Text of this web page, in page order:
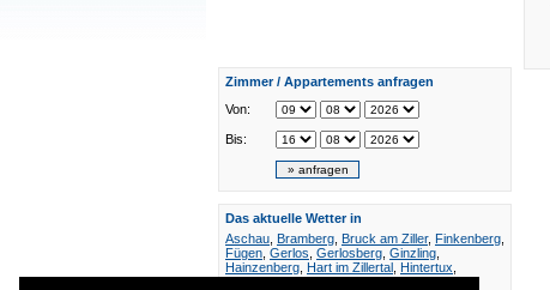
Zimmer / Appartements anfragen
Von:
Bis:
Das aktuelle Wetter in
Aschau Bramberg Bruck am Ziller, Finkenberg
Fügen Gerlos Gerlosberg Ginzling
Hainzenberg Hart im Zillertal Hintertux
Hippach,Hochfügen,Hochfügen 1800,